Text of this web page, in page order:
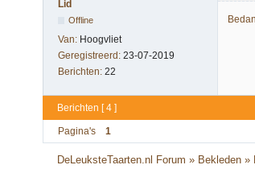
Lid
Offline
Van: Hoogvliet
Geregistreerd: 23-07-2019
Berichten: 22
Berichten [ 4 ]
Pagina's 1
DeLeuksteTaarten.nl Forum » Bekleden »